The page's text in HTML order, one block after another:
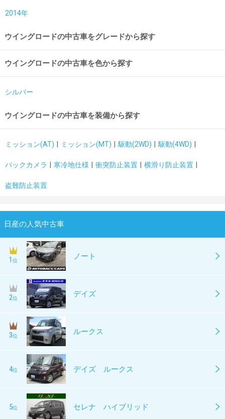
2014年
ウイングロードの中古車をグレードから探す
ウイングロードの中古車を色から探す
シルバー
ウイングロードの中古車を装備から探す
ミッション(AT) ミッション(MT) 駆動(2WD) 駆動(4WD)
バックカメラ 寒冷地仕様 衝突防止装置 横滑り防止装置
盗難防止装置
日産の人気中古車
1 位 ノート
2位 デイズ
3位 ルークス
4位 デイズ ルークス
5位 セレナ ハイブリッド